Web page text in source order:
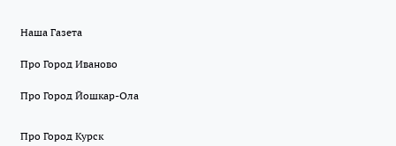
Наша Газета
Про Город Иваново
Про Город Йошкар-Ола
Про Город Курск